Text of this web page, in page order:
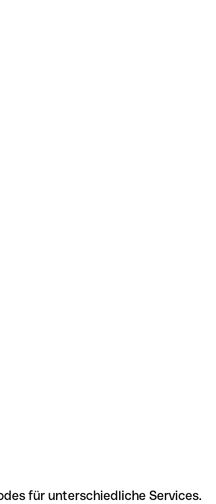
für unterschiedliche Services.